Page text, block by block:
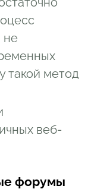
не
такой метод
веб-
форумы